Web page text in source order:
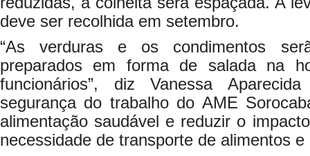
deve ser recolhida em setembro.
“As verduras e os condimentos
preparados em forma de salada na
funcionários”, diz Vanessa
segurança do trabalho do AME
alimentação saudável e reduzir o
necessidade de transporte de alimentos